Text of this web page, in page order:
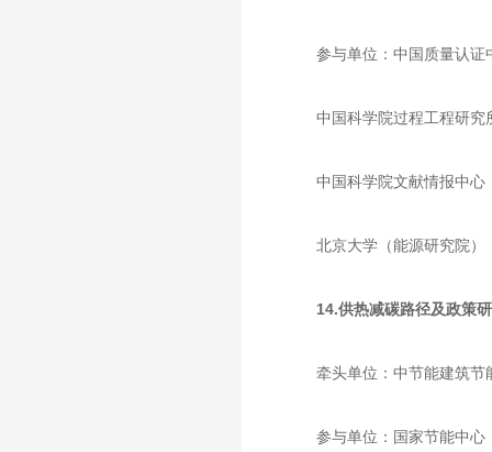
参与单位：中国质量认证
中国科学院过程工程研究
中国科学院文献情报中心
北京大学（能源研究院）
14.供热减碳路径及政策
牵头单位：中节能建筑节
参与单位：国家节能中心